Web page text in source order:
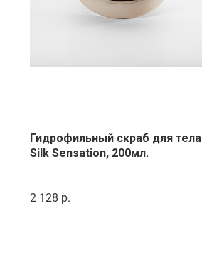
Гидрофильный скраб для тела
Silk Sensation, 200мл.
2 128 р.